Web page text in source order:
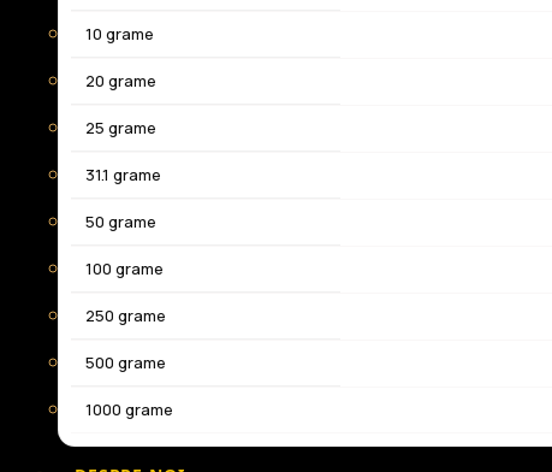
10 grame
20 grame
25 grame
31.1 grame
50 grame
100 grame
250 grame
500 grame
1000 grame